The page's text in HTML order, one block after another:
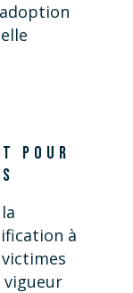
POUR
à
vigueur